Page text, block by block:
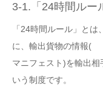
3-1.「24時間ルー
「24時間ルール」と
に、輸出貨物の情報(
マニフェスト)を輸出
いう制度です。